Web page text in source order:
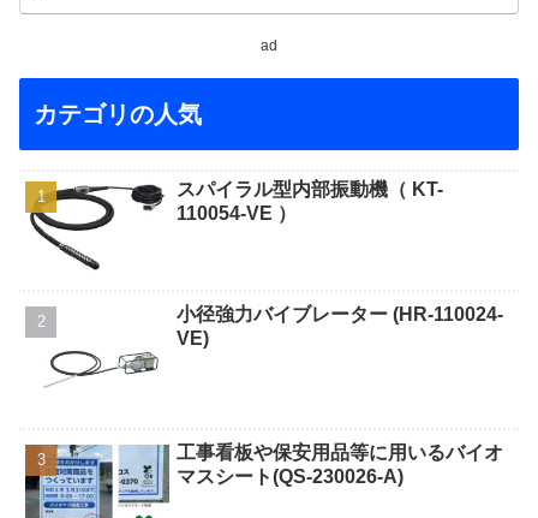
ad
カテゴリの人気
スパイラル型内部振動機（ KT-
110054-VE ）
小径強力バイブレーター (HR-110024-
VE)
工事看板や保安用品等に用いるバイオ
マスシート(QS-230026-A)